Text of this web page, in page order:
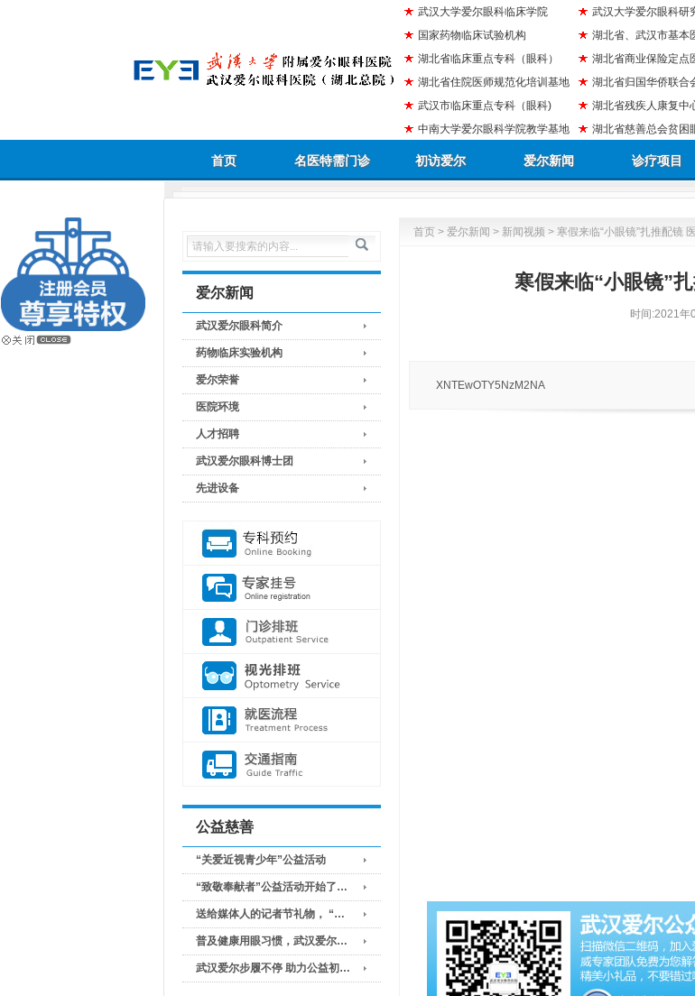
武汉大学爱尔眼科临床学院
国家药物临床试验机构
湖北省临床重点专科（眼科）
湖北省住院医师规范化培训基地
武汉市临床重点专科（眼科)
中南大学爱尔眼科学院教学基地
武汉大学爱尔眼科研
湖北省、武汉市基本
湖北省商业保险定点
湖北省归国华侨联合
湖北省残疾人康复中
湖北省慈善总会贫困
首页 名医特需门诊 初访爱尔 爱尔新闻 诊疗项目
爱尔新闻
武汉爱尔眼科简介
药物临床实验机构
爱尔荣誉
医院环境
人才招聘
武汉爱尔眼科博士团
先进设备
公益慈善
“关爱近视青少年”公益活动
“致敬奉献者”公益活动开始了…
送给媒体人的记者节礼物， “…
普及健康用眼习惯，武汉爱尔…
武汉爱尔步履不停 助力公益初…
首页 > 爱尔新闻 > 新闻视频 > 寒假来临“小眼镜”扎推配镜
寒假来临“小眼镜”
时间:2021年
XNTEwOTY5NzM2NA